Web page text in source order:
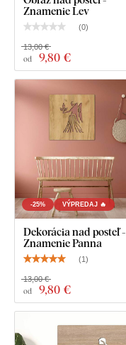
Znamenie Lev
(0)
od 9,80 €
13,00 €
-25% VÝPREDAJ 🔥
Dekorácia nad posteľ -
Znamenie Panna
(1 )
od 9,80 €
13,00 €